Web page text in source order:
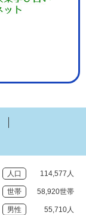
人口 114,577人
世帯 58,920世帯
男性 55,710人